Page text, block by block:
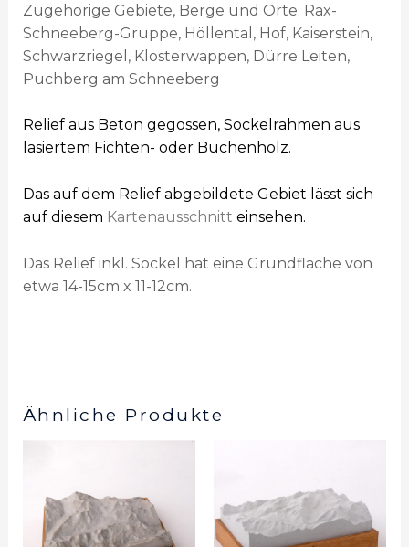
Zugehörige Gebiete, Berge und Orte: Rax-
Schneeberg-Gruppe, Höllental, Hof, Kaiserstein,
Schwarzriegel, Klosterwappen, Dürre Leiten,
Puchberg am Schneeberg
Relief aus Beton gegossen, Sockelrahmen aus
lasiertem Fichten- oder Buchenholz.
Das auf dem Relief abgebildete Gebiet lässt sich
auf diesem Kartenausschnitt einsehen.
Das Relief inkl. Sockel hat eine Grundfläche von
etwa 14-15cm x 11-12cm.
Ähnliche Produkte